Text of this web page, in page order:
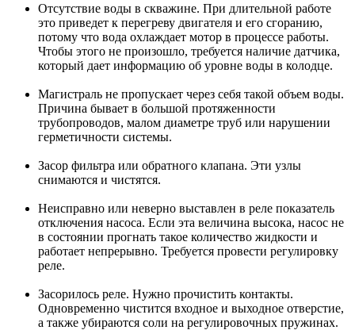
Отсутствие воды в скважине. При длительной работе
это приведет к перегреву двигателя и его сгоранию,
потому что вода охлаждает мотор в процессе работы.
Чтобы этого не произошло, требуется наличие датчика,
который дает информацию об уровне воды в колодце.
Магистраль не пропускает через себя такой объем воды.
Причина бывает в большой протяженности
трубопроводов, малом диаметре труб или нарушении
герметичности системы.
Засор фильтра или обратного клапана. Эти узлы
снимаются и чистятся.
Неисправно или неверно выставлен в реле показатель
отключения насоса. Если эта величина высока, насос не
в состоянии прогнать такое количество жидкости и
работает непрерывно. Требуется провести регулировку
реле.
Засорилось реле. Нужно прочистить контакты.
Одновременно чистится входное и выходное отверстие,
а также убираются соли на регулировочных пружинах.